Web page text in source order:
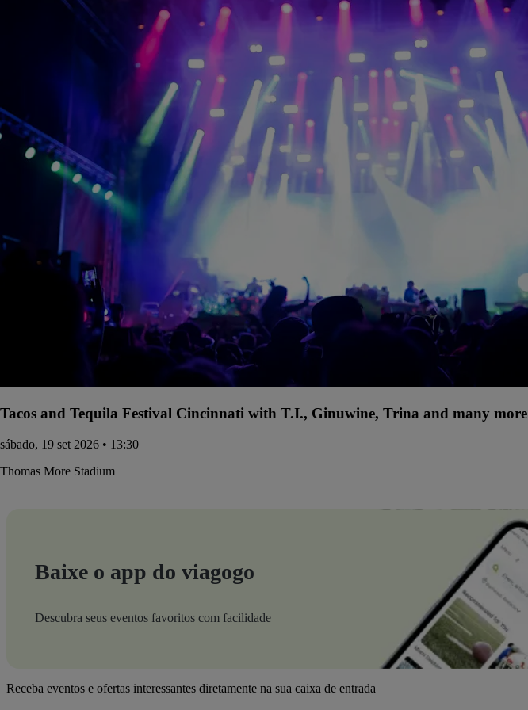
Tacos and Tequila Festival Cincinnati with T.I., Ginuwine, Trina and many more
sábado, 19 set 2026 • 13:30
Thomas More Stadium
Baixe o app do viagogo
Descubra seus eventos favoritos com facilidade
Receba eventos e ofertas interessantes diretamente na sua caixa de entrada